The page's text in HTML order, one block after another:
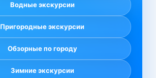
Водные экскурсии
Пригородные экскурсии
Обзорные по городу
Зимние экскурсии